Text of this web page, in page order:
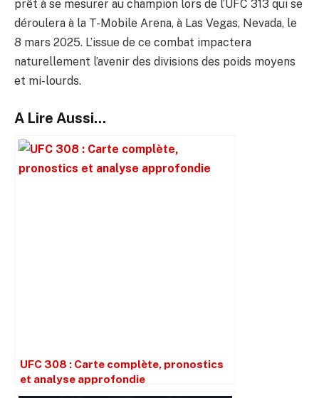
prêt à se mesurer au champion lors de l’UFC 313 qui se
déroulera à la T-Mobile Arena, à Las Vegas, Nevada, le
8 mars 2025. L’issue de ce combat impactera
naturellement l’avenir des divisions des poids moyens
et mi-lourds.
A Lire Aussi...
UFC 308 : Carte complète, pronostics
et analyse approfondie